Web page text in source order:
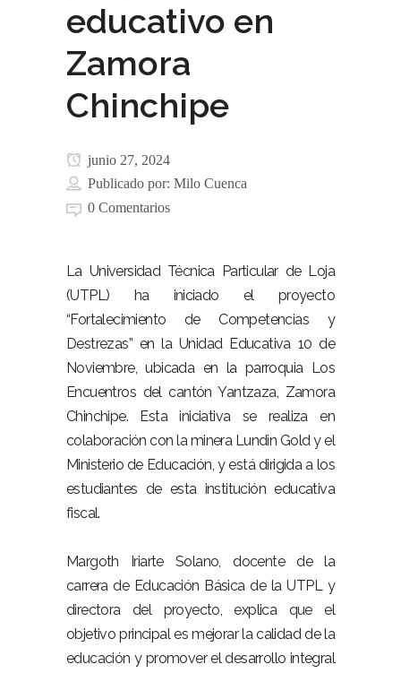
educativo en
Zamora
Chinchipe
junio 27, 2024
Publicado por: Milo Cuenca
0 Comentarios
La Universidad Técnica Particular de Loja
(UTPL) ha iniciado el proyecto
“Fortalecimiento de Competencias y
Destrezas” en la Unidad Educativa 10 de
Noviembre, ubicada en la parroquia Los
Encuentros del cantón Yantzaza, Zamora
Chinchipe. Esta iniciativa se realiza en
colaboración con la minera Lundin Gold y el
Ministerio de Educación, y está dirigida a los
estudiantes de esta institución educativa
fiscal.
Margoth Iriarte Solano, docente de la
carrera de Educación Básica de la UTPL y
directora del proyecto, explica que el
objetivo principal es mejorar la calidad de la
educación y promover el desarrollo integral